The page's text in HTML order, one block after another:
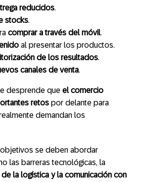
reducidos.
stocks.
comprar a través del móvil.
al presentar los productos.
de los resultados.
canales de venta.
desprende que el comercio
retos por delante para
demandan los
se deben abordar
las barreras tecnológicas, la
la logística y la comunicación con